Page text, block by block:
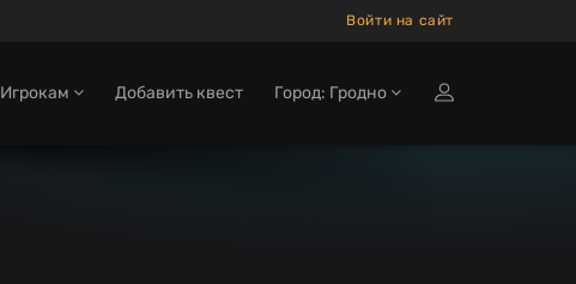
Войти на сайт
Игрокам Добавить квест Город: Гродно